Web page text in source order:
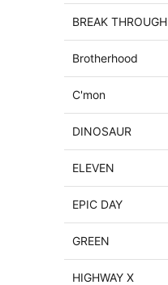
BREAK THROUGH
Brotherhood
C'mon
DINOSAUR
ELEVEN
EPIC DAY
GREEN
HIGHWAY X